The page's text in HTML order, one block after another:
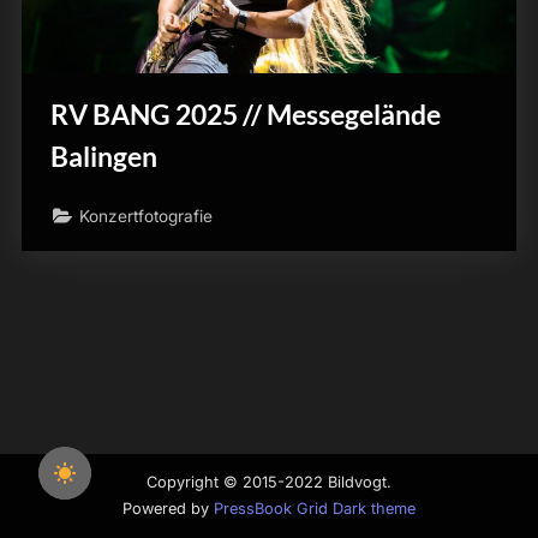
RV BANG 2025 // Messegelände
Balingen
Konzertfotografie
Copyright © 2015-2022 Bildvogt.
Powered by PressBook Grid Dark theme